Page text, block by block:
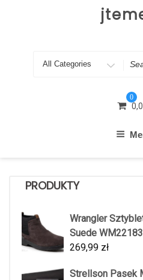
Search
0
PRODUKTY
Wrangler
Suede
269,99 zł
Strellson Pasek